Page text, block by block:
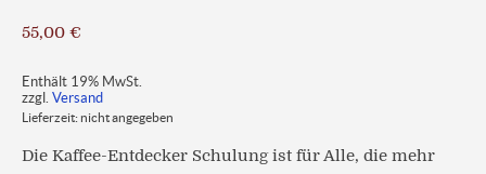
55,00 €
Enthält 19% MwSt.
zzgl. Versand
Lieferzeit: nicht angegeben
Die Kaffee-Entdecker Schulung ist für Alle, die mehr